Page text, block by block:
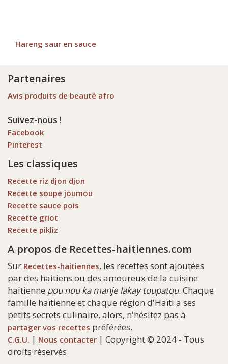
Hareng saur en sauce
Partenaires
Avis produits de beauté afro
Suivez-nous !
Facebook
Pinterest
Les classiques
Recette riz djon djon
Recette soupe joumou
Recette sauce pois
Recette griot
Recette pikliz
A propos de Recettes-haitiennes.com
Sur Recettes-haitiennes, les recettes sont ajoutées
par des haitiens ou des amoureux de la cuisine
haitienne pou nou ka manje lakay toupatou. Chaque
famille haïtienne et chaque région d'Haïti a ses
petits secrets culinaire, alors, n'hésitez pas à
partager vos recettes préférées.
C.G.U. | Nous contacter | Copyright © 2024 - Tous
droits réservés